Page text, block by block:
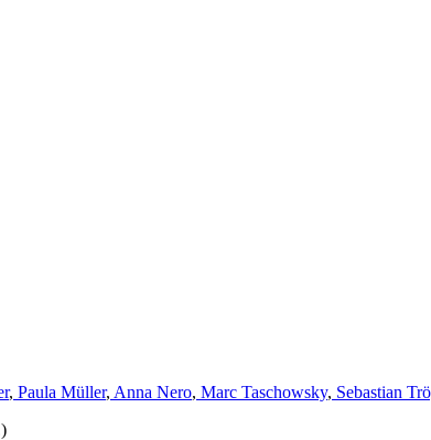
, Paula Müller, Anna Nero, Marc Taschowsky, Sebastian